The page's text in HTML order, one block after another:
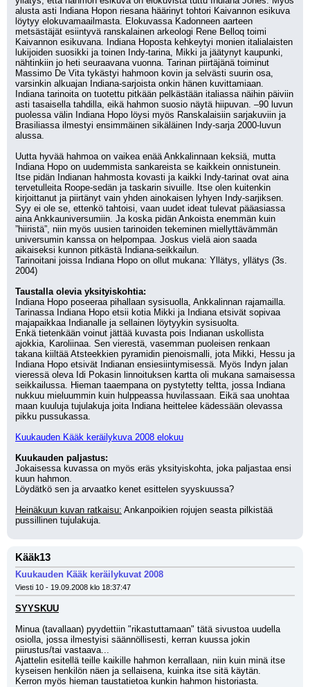
alusta asti Indiana Hopon riesana häärinyt tohtori Kaivannon esikuva
löytyy elokuvamaailmasta. Elokuvassa Kadonneen aarteen
metsästäjät esiintyvä ranskalainen arkeologi Rene Belloq toimi
Kaivannon esikuvana. Indiana Hoposta kehkeytyi monien italialaisten
lukijoiden suosikki ja toinen Indy-tarina, Mikki ja jäätynyt kaupunki,
nähtinkiin jo heti seuraavana vuonna. Tarinan piirtäjänä toiminut
Massimo De Vita tykästyi hahmoon kovin ja selvästi suurin osa,
varsinkin alkuajan Indiana-sarjoista onkin hänen kuvittamiaan.
Indiana tarinoita on tuotettu pitkään pelkästään italiassa näihin päiviin
asti tasaisella tahdilla, eikä hahmon suosio näytä hiipuvan. –90 luvun
puolessa välin Indiana Hopo löysi myös Ranskalaisiin sarjakuviin ja
Brasiliassa ilmestyi ensimmäinen sikäläinen Indy-sarja 2000-luvun
alussa.
Uutta hyvää hahmoa on vaikea enää Ankkalinnaan keksiä, mutta
Indiana Hopo on uudemmista sankareista se kaikkein onnistunein.
Itse pidän Indianan hahmosta kovasti ja kaikki Indy-tarinat ovat aina
tervetulleita Roope-sedän ja taskarin sivuille. Itse olen kuitenkin
kirjoittanut ja piirtänyt vain yhden ainokaisen lyhyen Indy-sarjiksen.
Syy ei ole se, ettenkö tahtoisi, vaan uudet ideat tulevat pääasiassa
aina Ankkauniversumiin. Ja koska pidän Ankoista enemmän kuin
”hiiristä”, niin myös uusien tarinoiden tekeminen miellyttävämmän
universumin kanssa on helpompaa. Joskus vielä aion saada
aikaiseksi kunnon pitkästä Indiana-seikkailun.
Tarinoitani joissa Indiana Hopo on ollut mukana: Yllätys, yllätys (3s.
2004)
Taustalla olevia yksityiskohtia:
Indiana Hopo poseeraa pihallaan sysisuolla, Ankkalinnan rajamailla.
Tarinassa Indiana Hopo etsii kotia Mikki ja Indiana etsivät sopivaa
majapaikkaa Indianalle ja sellainen löytyykin sysisuolta.
Enkä tietenkään voinut jättää kuvasta pois Indianan uskollista
ajokkia, Karoliinaa. Sen vierestä, vasemman puoleisen renkaan
takana kiiltää Atsteekkien pyramidin pienoismalli, jota Mikki, Hessu ja
Indiana Hopo etsivät Indianan ensiesiintymisessä. Myös Indyn jalan
vieressä oleva Idi Pokasin linnoituksen kartta oli mukana samaisessa
seikkailussa. Hieman taaempana on pystytetty teltta, jossa Indiana
nukkuu mieluummin kuin hulppeassa huvilassaan. Eikä saa unohtaa
maan kuuluja tujulakuja joita Indiana heittelee kädessään olevassa
pikku pussukassa.
Kuukauden Kääk keräilykuva 2008 elokuu
Kuukauden paljastus:
Jokaisessa kuvassa on myös eräs yksityiskohta, joka paljastaa ensi
kuun hahmon.
Löydätkö sen ja arvaatko kenet esittelen syyskuussa?
Heinäkuun kuvan ratkaisu: Ankanpoikien rojujen seasta pilkistää
pussillinen tujulakuja.
Kääk13
Kuukauden Kääk keräilykuvat 2008
Viesti 10 - 19.09.2008 klo 18:37:47
SYYSKUU
Minua (tavallaan) pyydettiin "rikastuttamaan" tätä sivustoa uudella
osiolla, jossa ilmestyisi säännöllisesti, kerran kuussa jokin
piirustus/tai vastaava...
Ajattelin esitellä teille kaikille hahmon kerrallaan, niin kuin minä itse
kyseisen henkilön näen ja sellaisena, kuinka itse sitä käytän.
Kerron myös hieman taustatietoa kunkin hahmon historiasta.